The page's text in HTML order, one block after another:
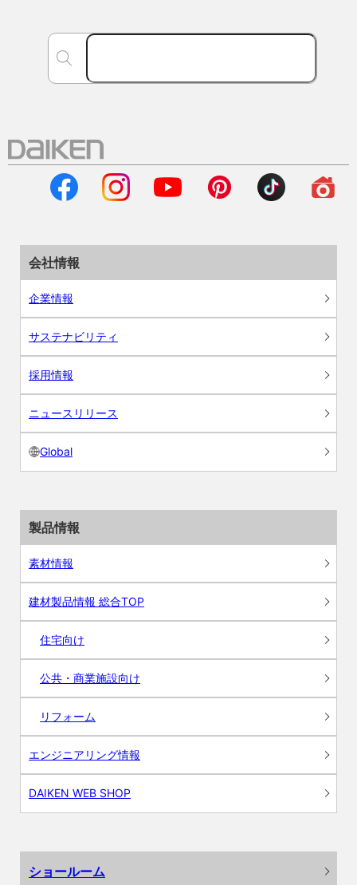
会社情報
企業情報
サステナビリティ
採用情報
ニュースリリース
Global
製品情報
素材情報
建材製品情報 総合TOP
住宅向け
公共・商業施設向け
リフォーム
エンジニアリング情報
DAIKEN WEB SHOP
ショールーム